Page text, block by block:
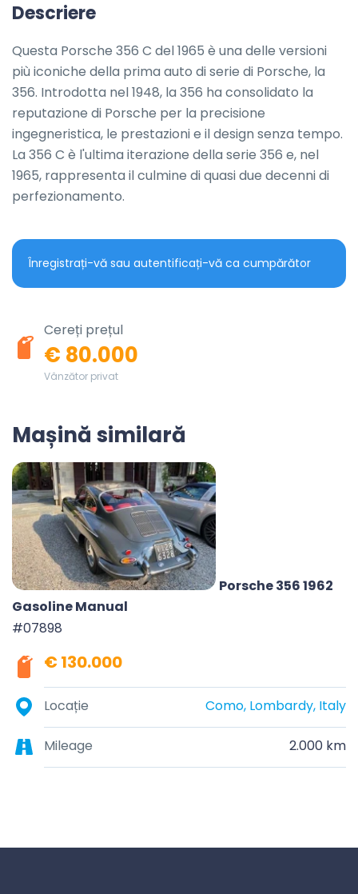
Descriere
Questa Porsche 356 C del 1965 è una delle versioni
più iconiche della prima auto di serie di Porsche, la
356. Introdotta nel 1948, la 356 ha consolidato la
reputazione di Porsche per la precisione
ingegneristica, le prestazioni e il design senza tempo.
La 356 C è l'ultima iterazione della serie 356 e, nel
1965, rappresenta il culmine di quasi due decenni di
perfezionamento.
Înregistrați-vă sau autentificați-vă ca cumpărător
Cereți prețul
€ 80.000
Vânzător privat
Mașină similară
Porsche 356 1962
Gasoline Manual
#07898
€ 130.000
Locație Como, Lombardy, Italy
Mileage 2.000 km